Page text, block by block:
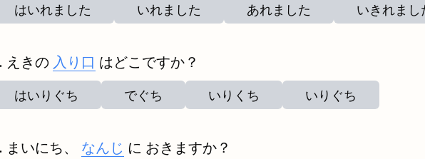
はいれました いれました あれました いきれまし
えきの 入り口 はどこですか？
はいりぐち でぐち いりくち いりぐち
まいにち、 なんじ に おきますか？